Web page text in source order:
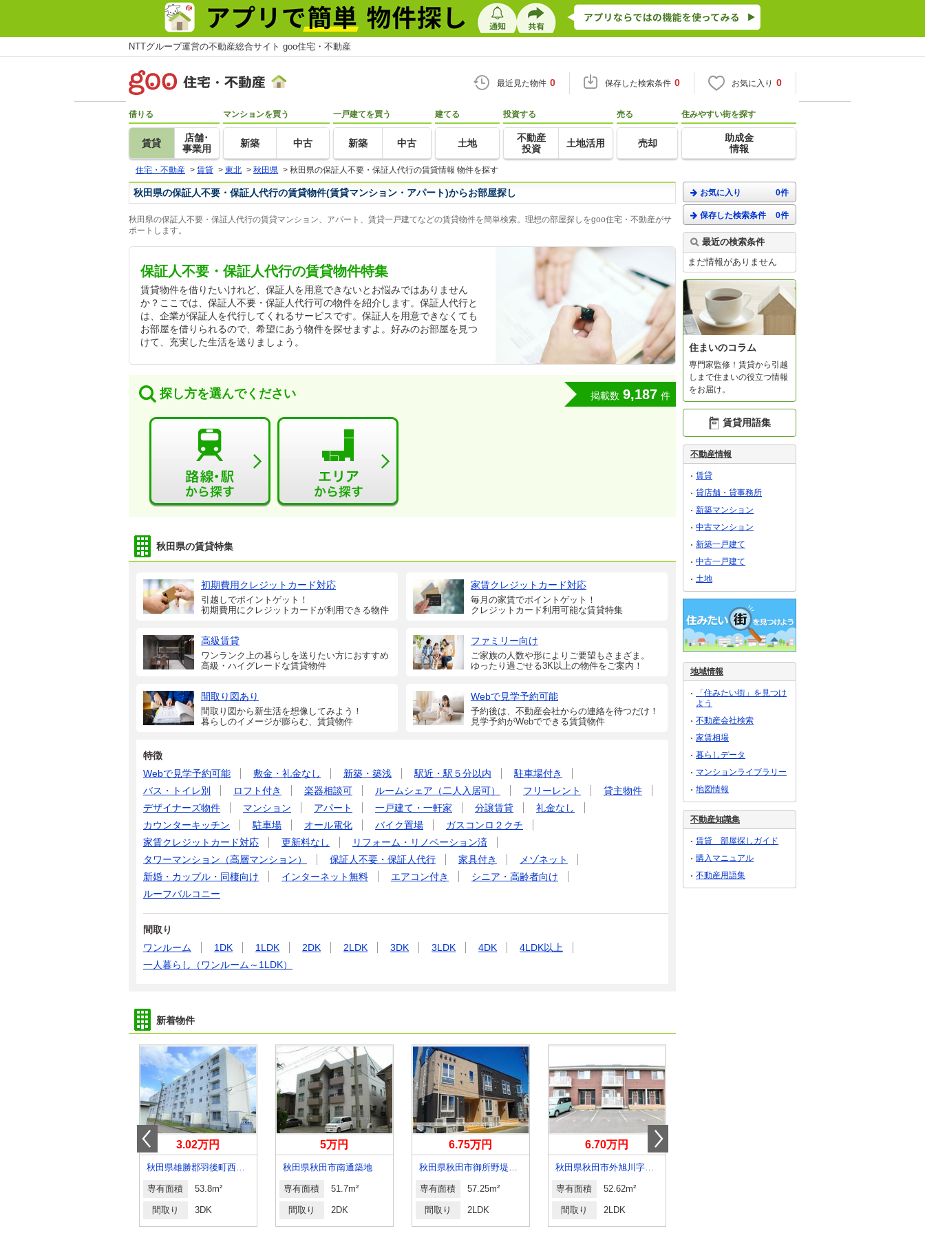
NTTグループ運営の不動産総合サイト goo住宅・不動産
最近見た物件 0 保存した検索条件 0 お気に入り 0
借りる
賃貸
店舗･
事業用
マンションを買う
新築 中古
一戸建てを買う
新築 中古
建てる
土地
投資する
不動産
投資
土地活用
売る
売却
住みやすい街を探す
助成金
情報
住宅・不動産 > 賃貸 > 東北 > 秋田県 > 秋田県の保証人不要・保証人代行の賃貸情報 物件を探す
秋田県の保証人不要・保証人代行の賃貸物件(賃貸マンション・アパート)からお部屋探し
秋田県の保証人不要・保証人代行の賃貸マンション、アパート、賃貸一戸建てなどの賃貸物件を簡単検索。理想の部屋探しをgoo住宅・不動産がサ
ポートします。
保証人不要・保証人代行の賃貸物件特集
賃貸物件を借りたいけれど、保証人を用意できないとお悩みではありません
か？ここでは、保証人不要・保証人代行可の物件を紹介します。保証人代行と
は、企業が保証人を代行してくれるサービスです。保証人を用意できなくても
お部屋を借りられるので、希望にあう物件を探せますよ。好みのお部屋を見つ
けて、充実した生活を送りましょう。
探し方を選んでください 掲載数 9,187 件
秋田県の賃貸特集
初期費用クレジットカード対応
引越しでポイントゲット！
初期費用にクレジットカードが利用できる物件
家賃クレジットカード対応
毎月の家賃でポイントゲット！
クレジットカード利用可能な賃貸特集
高級賃貸
ワンランク上の暮らしを送りたい方におすすめ
高級・ハイグレードな賃貸物件
ファミリー向け
ご家族の人数や形によりご要望もさまざま。
ゆったり過ごせる3K以上の物件をご案内！
間取り図あり
間取り図から新生活を想像してみよう！
暮らしのイメージが膨らむ、賃貸物件
Webで見学予約可能
予約後は、不動産会社からの連絡を待つだけ！
見学予約がWebでできる賃貸物件
特徴
Webで見学予約可能
敷金・礼金なし 新築・築浅 駅近・駅５分以内
駐車場付き
バス・トイレ別
ロフト付き 楽器相談可 ルームシェア（二人入居可） フリーレント
貸主物件
デザイナーズ物件
マンション アパート 一戸建て・一軒家 分譲賃貸
礼金なし
カウンターキッチン
駐車場 オール電化 バイク置場
ガスコンロ２クチ
家賃クレジットカード対応
更新料なし
リフォーム・リノベーション済
タワーマンション（高層マンション）
保証人不要・保証人代行 家具付き
メゾネット
新婚・カップル・同棲向け
インターネット無料 エアコン付き
シニア・高齢者向け
ルーフバルコニー
間取り
ワンルーム
1DK 1LDK 2DK 2LDK 3DK 3LDK 4DK
4LDK以上
一人暮らし（ワンルーム～1LDK）
新着物件
3.02万円
秋田県雄勝郡羽後町西馬音内堀回字下岩本
専有面積 53.8m²
間取り 3DK
5万円
秋田県秋田市南通築地
専有面積 51.7m²
間取り 2DK
6.75万円
秋田県秋田市御所野堤台２
専有面積 57.25m²
間取り 2LDK
6.70万円
秋田県秋田市外旭川字八幡田
専有面積 52.62m²
間取り 2LDK
お気に入り 0件
保存した検索条件 0件
最近の検索条件
まだ情報がありません
住まいのコラム
専門家監修！賃貸から引越
しまで住まいの役立つ情報
をお届け。
賃貸用語集
不動産情報
賃貸
貸店舗・貸事務所
新築マンション
中古マンション
新築一戸建て
中古一戸建て
土地
地域情報
「住みたい街」を見つけ
よう
不動産会社検索
家賃相場
暮らしデータ
マンションライブラリー
地図情報
不動産知識集
賃貸 部屋探しガイド
購入マニュアル
不動産用語集